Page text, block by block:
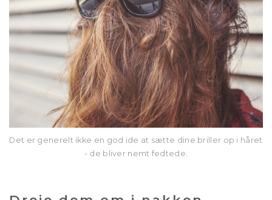
Det er generelt ikke en god ide at sætte dine briller op i håret
- de bliver nemt fedtede.